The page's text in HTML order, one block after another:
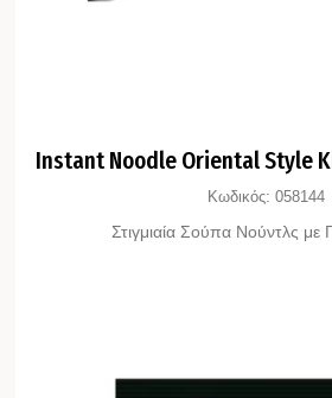
Instant Noodle Oriental Style
Κωδικός: 058144
Στιγμιαία Σούπα Νούντλς με